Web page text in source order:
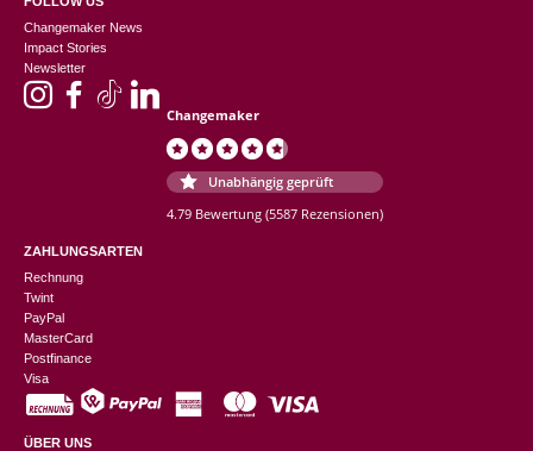
Changemaker News
Impact Stories
Newsletter
Changemaker
Unabhängig geprüft
4.79 Bewertung (5587 Rezensionen)
ZAHLUNGSARTEN
Rechnung
Twint
PayPal
MasterCard
Postfinance
Visa
ÜBER UNS